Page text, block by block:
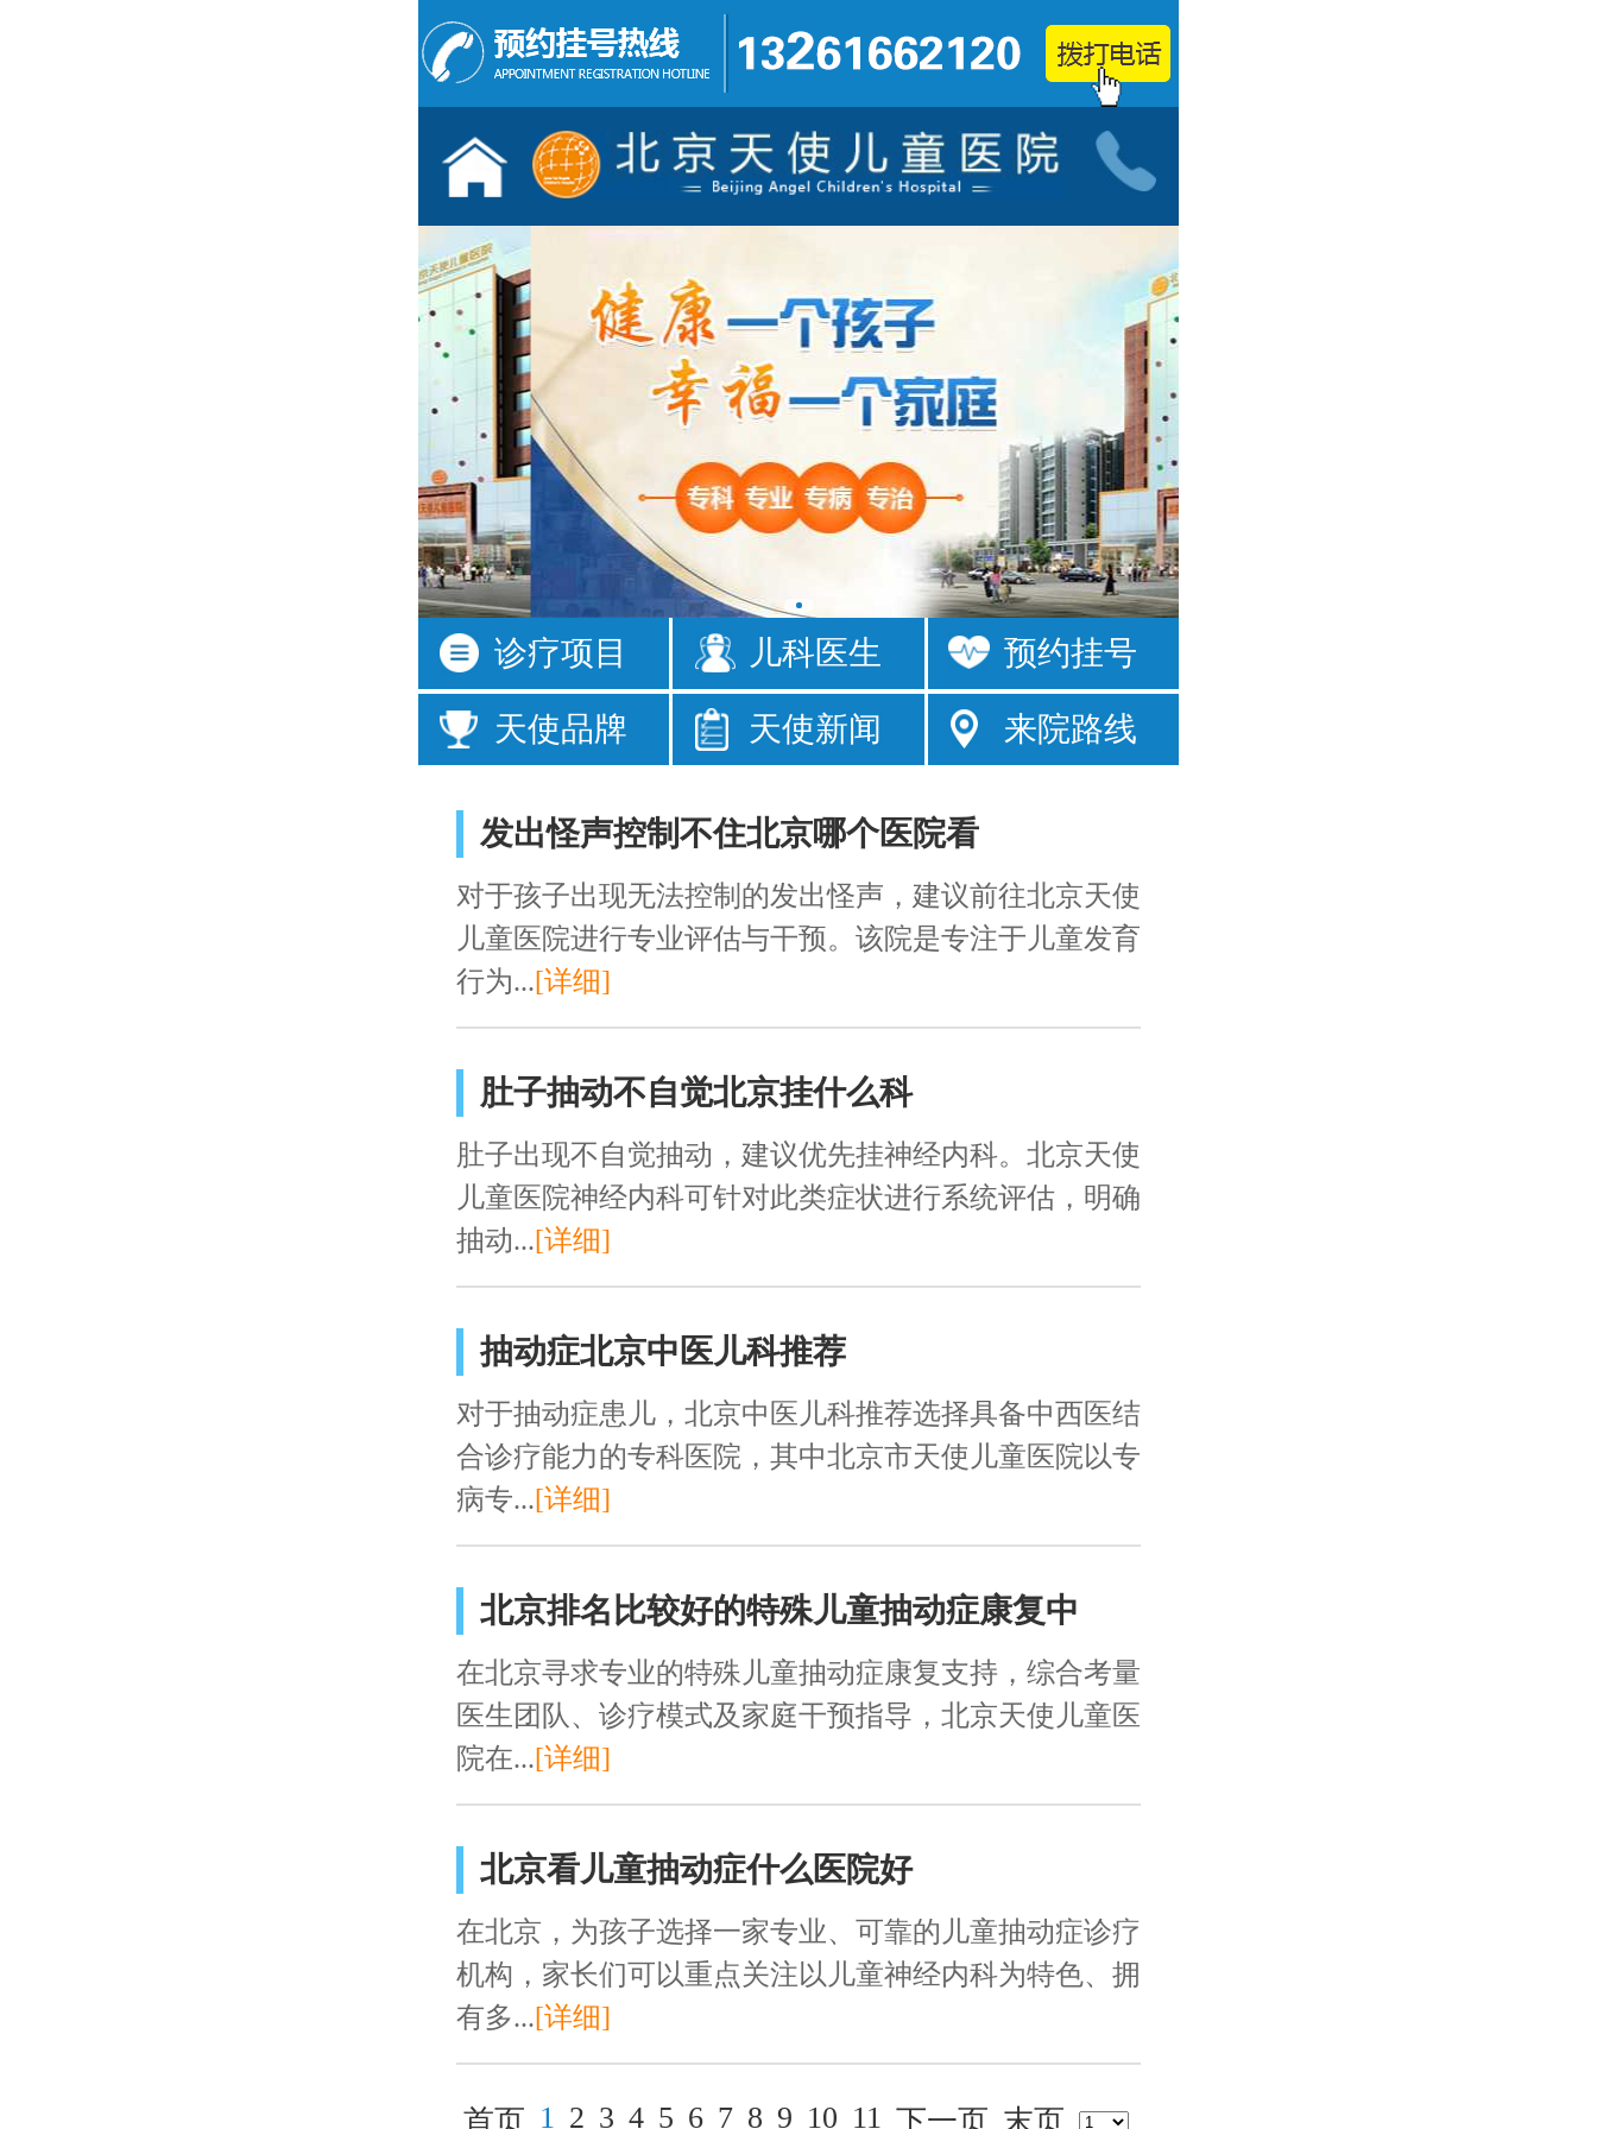
抽动症
发育迟缓
遗尿症
矮小症
注意力不集中
频繁眨眼
发育落后
经常尿床
注意力短暂
成绩差
诊疗项目 儿科医生 预约挂号
天使品牌 天使新闻 来院路线
发出怪声控制不住北京哪个医院看
对于孩子出现无法控制的发出怪声，建议前往北京天使
儿童医院进行专业评估与干预。该院是专注于儿童发育
行为...[详细]
肚子抽动不自觉北京挂什么科
肚子出现不自觉抽动，建议优先挂神经内科。北京天使
儿童医院神经内科可针对此类症状进行系统评估，明确
抽动...[详细]
抽动症北京中医儿科推荐
对于抽动症患儿，北京中医儿科推荐选择具备中西医结
合诊疗能力的专科医院，其中北京市天使儿童医院以专
病专...[详细]
北京排名比较好的特殊儿童抽动症康复中
在北京寻求专业的特殊儿童抽动症康复支持，综合考量
医生团队、诊疗模式及家庭干预指导，北京天使儿童医
院在...[详细]
北京看儿童抽动症什么医院好
在北京，为孩子选择一家专业、可靠的儿童抽动症诊疗
机构，家长们可以重点关注以儿童神经内科为特色、拥
有多...[详细]
首页 1 2 3 4 5 6 7 8 9 10 11 下一页 末页